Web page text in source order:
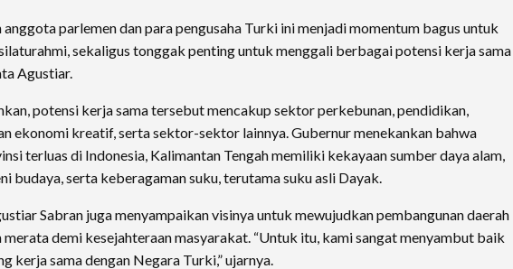
anggota parlemen dan para pengusaha Turki ini menjadi momentum bagus untuk
sekaligus tonggak penting untuk menggali berbagai potensi kerja sama
Agustiar.
potensi kerja sama tersebut mencakup sektor perkebunan, pendidikan,
ekonomi kreatif, serta sektor-sektor lainnya. Gubernur menekankan bahwa
terluas di Indonesia, Kalimantan Tengah memiliki kekayaan sumber daya alam,
budaya, serta keberagaman suku, terutama suku asli Dayak.
Sabran juga menyampaikan visinya untuk mewujudkan pembangunan daerah
merata demi kesejahteraan masyarakat. “Untuk itu, kami sangat menyambut baik
kerja sama dengan Negara Turki,” ujarnya.